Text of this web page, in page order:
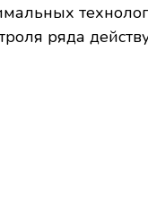
ряда